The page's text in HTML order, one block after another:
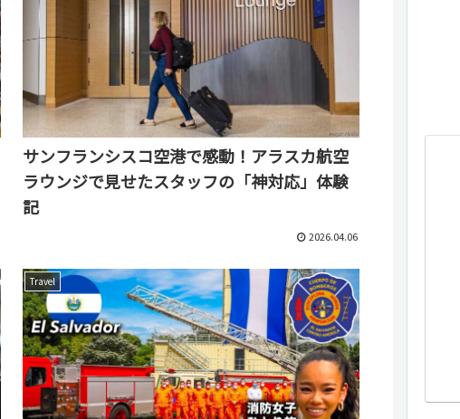
サンフランシスコ空港で感動！アラスカ航空
ラウンジで見せたスタッフの「神対応」体験
記
2026.04.06
Travel